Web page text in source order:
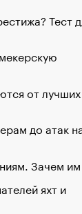
Тест
от лучших
до атак
Зачем
яхт и